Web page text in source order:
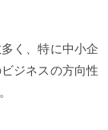
く、特に中小企
ジネスの方向性